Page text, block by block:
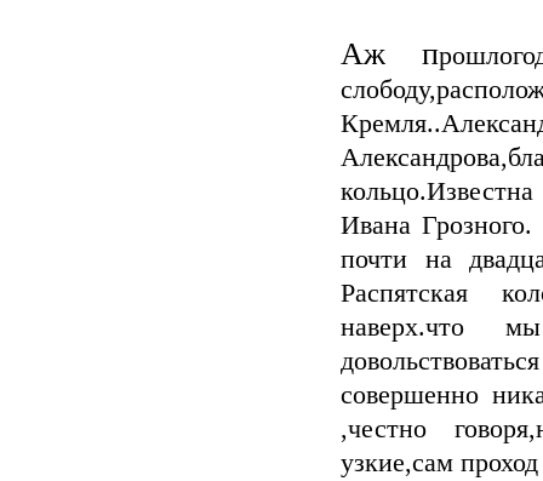
Аж п
Ивана
почти на
Распятская
наверх.что
совершенно
,честно
узкие,сам